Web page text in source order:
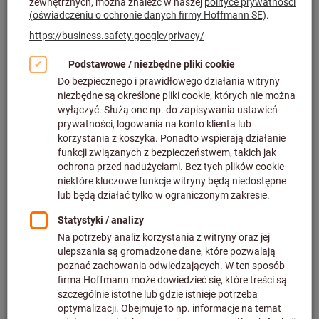
Filtruj i sortuj
Znaleziono więcej niż 3000 produktów